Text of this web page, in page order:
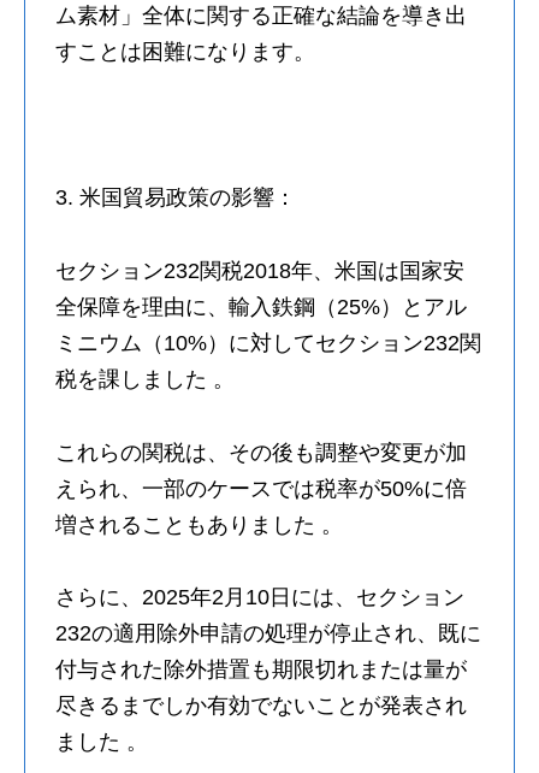
ム素材」全体に関する正確な結論を導き出
すことは困難になります。
3. 米国貿易政策の影響：
セクション232関税2018年、米国は国家安
全保障を理由に、輸入鉄鋼（25%）とアル
ミニウム（10%）に対してセクション232関
税を課しました 。
これらの関税は、その後も調整や変更が加
えられ、一部のケースでは税率が50%に倍
増されることもありました 。
さらに、2025年2月10日には、セクション
232の適用除外申請の処理が停止され、既に
付与された除外措置も期限切れまたは量が
尽きるまでしか有効でないことが発表され
ました 。